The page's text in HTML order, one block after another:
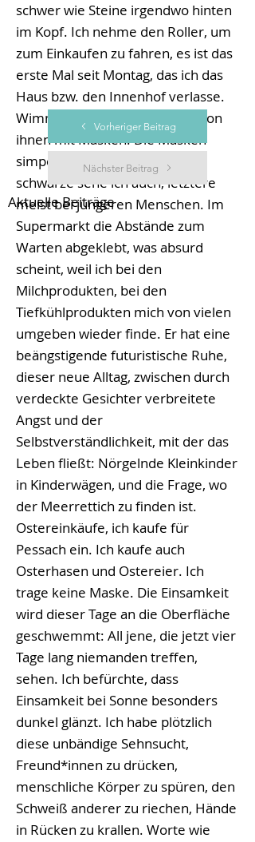
schwer wie Steine irgendwo hinten
im Kopf. Ich nehme den Roller, um
zum Einkaufen zu fahren, es ist das
erste Mal seit Montag, das ich das
Haus bzw. den Innenhof verlasse.
Wimmelnde Menschen, viele von
ihnen mit Masken. Die Masken
simpel weiß, bunt und ein Paar
schwarze sehe ich auch, letztere
meist bei jüngeren Menschen. Im
Supermarkt die Abstände zum
Warten abgeklebt, was absurd
scheint, weil ich bei den
Milchprodukten, bei den
Tiefkühlprodukten mich von vielen
umgeben wieder finde. Er hat eine
beängstigende futuristische Ruhe,
dieser neue Alltag, zwischen durch
verdeckte Gesichter verbreitete
Angst und der
Selbstverständlichkeit, mit der das
Leben fließt: Nörgelnde Kleinkinder
in Kinderwägen, und die Frage, wo
der Meerrettich zu finden ist.
Ostereinkäufe, ich kaufe für
Pessach ein. Ich kaufe auch
Osterhasen und Ostereier. Ich
trage keine Maske. Die Einsamkeit
wird dieser Tage an die Oberfläche
geschwemmt: All jene, die jetzt vier
Tage lang niemanden treffen,
sehen. Ich befürchte, dass
Einsamkeit bei Sonne besonders
dunkel glänzt. Ich habe plötzlich
diese unbändige Sehnsucht,
Freund*innen zu drücken,
menschliche Körper zu spüren, den
Schweiß anderer zu riechen, Hände
in Rücken zu krallen. Worte wie
Vorheriger Beitrag
Nächster Beitrag
Aktuelle Beiträge